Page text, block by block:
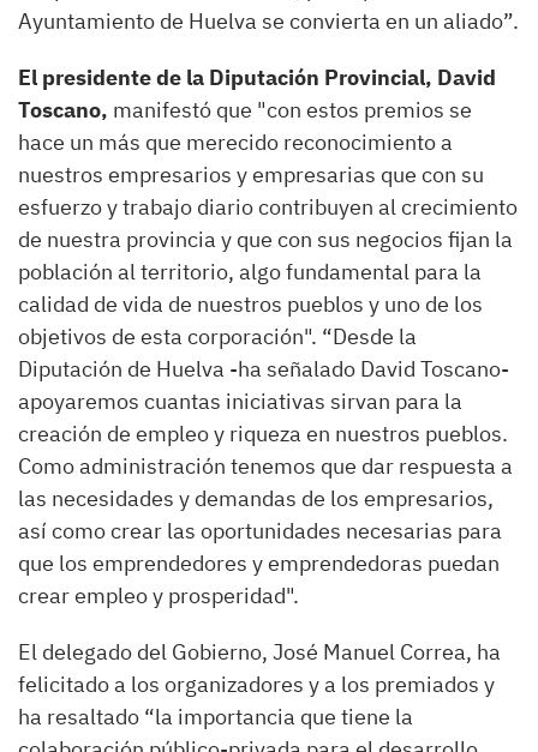
Ayuntamiento de Huelva se convierta en un aliado”.
El presidente de la Diputación Provincial, David
Toscano, manifestó que "con estos premios se
hace un más que merecido reconocimiento a
nuestros empresarios y empresarias que con su
esfuerzo y trabajo diario contribuyen al crecimiento
de nuestra provincia y que con sus negocios fijan la
población al territorio, algo fundamental para la
calidad de vida de nuestros pueblos y uno de los
objetivos de esta corporación". “Desde la
Diputación de Huelva -ha señalado David Toscano-
apoyaremos cuantas iniciativas sirvan para la
creación de empleo y riqueza en nuestros pueblos.
Como administración tenemos que dar respuesta a
las necesidades y demandas de los empresarios,
así como crear las oportunidades necesarias para
que los emprendedores y emprendedoras puedan
crear empleo y prosperidad".
El delegado del Gobierno, José Manuel Correa, ha
felicitado a los organizadores y a los premiados y
ha resaltado “la importancia que tiene la